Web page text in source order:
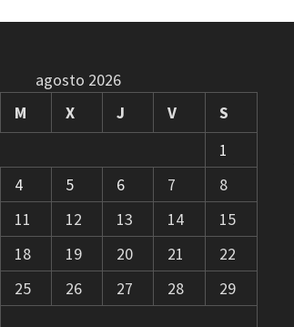
agosto 2026
M X J V
S
1
4 5 6 7
8
11 12 13 14
15
18 19 20 21
22
25 26 27 28
29